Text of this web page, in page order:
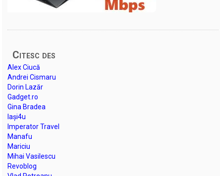
Citesc des
Alex Ciucă
Andrei Cismaru
Dorin Lazăr
Gadget.ro
Gina Bradea
Iași4u
Imperator Travel
Manafu
Mariciu
Mihai Vasilescu
Revoblog